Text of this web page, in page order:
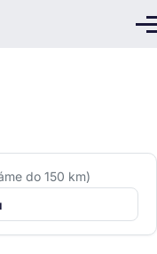
do 150 km)